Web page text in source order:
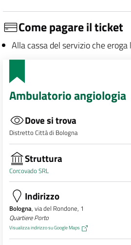
Come pagare il ticket
Alla cassa del servizio che
Ambulatorio angiologia
Dove si trova
Distretto Città di Bologna
Struttura
Corcovado SRL
Indirizzo
Bologna, via del Rondone, 1
Quartiere Porto
Visualizza indirizzo su Google Maps